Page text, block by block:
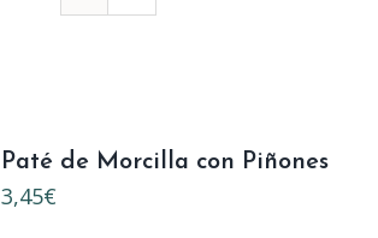
Paté de Morcilla con Piñones
3,45€